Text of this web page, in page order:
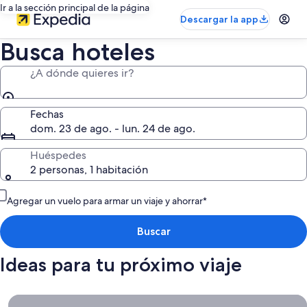
Ir a la sección principal de la página
Descargar la app
Busca hoteles
¿A dónde quieres ir?
Fechas
dom. 23 de ago. - lun. 24 de ago.
Huéspedes
2 personas, 1 habitación
Agregar un vuelo para armar un viaje y ahorrar*
Buscar
Ideas para tu próximo viaje